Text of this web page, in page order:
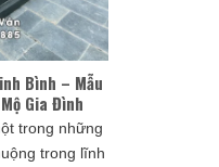
Bình – Mẫu
Gia Đình
trong những
trong lĩnh